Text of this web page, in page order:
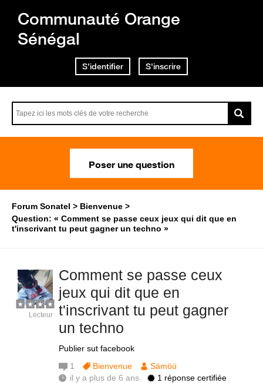
Communauté Orange
Sénégal
S'identifier S'inscrire
Poser une question
Forum Sonatel
Bienvenue
Question: « Comment se passe ceux jeux qui dit que en
t'inscrivant tu peut gagner un techno »
Comment se passe ceux
jeux qui dit que en
t'inscrivant tu peut gagner
un techno
Publier sut facebook
Lecteur
1 Bienvenue
Sämöü
il y a plus de 6 ans
1 réponse certifiée